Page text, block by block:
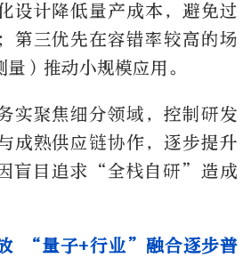
设计降低量产成本，避免过
第三优先在容错率较高的场
）推动小规模应用。
实聚焦细分领域，控制研发
成熟供应链协作，逐步提升
盲目追求“全栈自研”造成
“量子+行业”融合逐步普